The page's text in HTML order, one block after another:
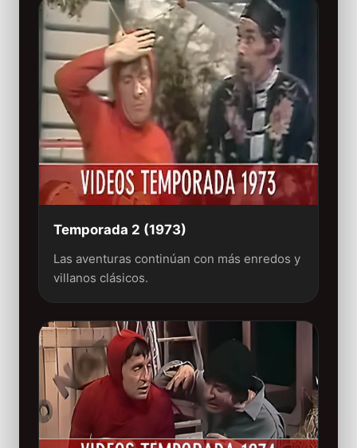
Temporada 2 (1973)
Las aventuras continúan con más enredos y
villanos clásicos.